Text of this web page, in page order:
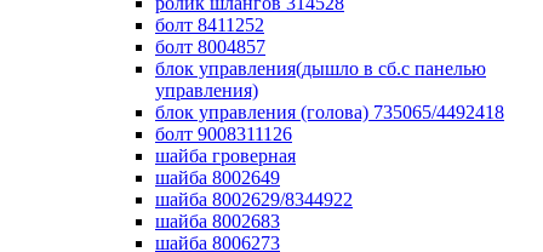
болт 8411252
болт 8004857
блок управления(дышло в сб.с панелью
управления)
блок управления (голова) 735065/4492418
болт 9008311126
шайба гроверная
шайба 8002649
шайба 8002629/8344922
шайба 8002683
шайба 8006273